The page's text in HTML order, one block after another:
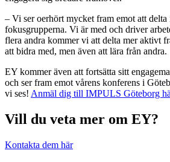
– Vi seroerhört mycket fram emot attdelta
fokusgrupperna. Vi ärmed och driver
flera andra kommervi att delta mer aktivt
att bidra med, men även att lära från andra.
EY kommer även att fortsätta sitt
och ser fram emot vårens konferens i
vi ses! Anmäl dig till IMPULS Göteborg
Vill du veta mer om EY?
Kontakta dem här